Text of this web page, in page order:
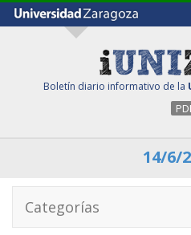
Boletín diario informativo de la
14/6/
Categorías